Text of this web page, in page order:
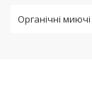
Органічні